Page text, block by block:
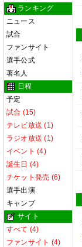
ランキング
ニュース
試合
ファンサイト
選手公式
著名人
日程
予定
試合 (15)
テレビ放送 (1)
ラジオ放送 (1)
イベント (4)
誕生日 (4)
チケット発売 (6)
選手出演
キャンプ
サイト
すべて (4)
ファンサイト (4)